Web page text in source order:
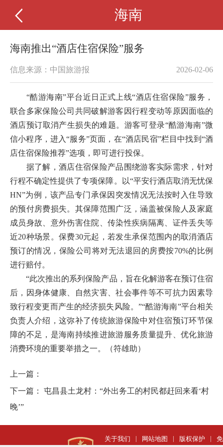
海南
海南推出“酒店住宿保险”服务
信息来源：中国旅游报 2026-02-06
“酷游海南”平台近日正式上线“酒店住宿保险”服务，
联合多家保险公司共同破解游客因行程变动等原因面临的
酒店预订取消产生损失的难题。游客可登录“酷游海南”微
信小程序，进入“服务”页面，在“酒店民宿”栏目中找到“酒
店住宿保险推荐”选项，即可进行投保。
据了解，酒店住宿保险产品围绕游客实际需求，针对
行程不确定性提供了专项保障。以“平安行酒店取消无忧保
HN”为例，该产品专门承保因突发情况无法按时入住导致
的预付房费损失。其保障范围广泛，涵盖被保险人及家庭
成员身故、意外伤害住院、传染性疾病隔离、证件丢失等
近20种场景。保费30元起，若发生承保范围内的取消酒店
预订的情况，保险公司将对无法退回的房费按70%的比例
进行赔付。
“此次推出的系列保险产品，旨在化解游客在预订住宿
后，因身体健康、自然灾害、社会事件等不可抗力因素导
致行程变更而产生的经济损失风险。”“酷游海南”平台相关
负责人介绍，这弥补了传统旅游保险中对住宿预订环节保
障的不足，是海南持续推进旅游服务质量提升、优化旅游
消费环境的重要举措之一。（符雄助）
上一篇：
下一篇： 屯昌县土龙村：“外出务工的村民都赶回来看‘村
晚’”